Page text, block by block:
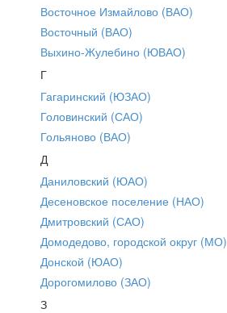
Восточное Измайлово (ВАО)
Восточный (ВАО)
Выхино-Жулебино (ЮВАО)
Г
Гагаринский (ЮЗАО)
Головинский (САО)
Гольяново (ВАО)
Д
Даниловский (ЮАО)
Десеновское поселение (НАО)
Дмитровский (САО)
Домодедово, городской округ (МО)
Донской (ЮАО)
Дорогомилово (ЗАО)
З